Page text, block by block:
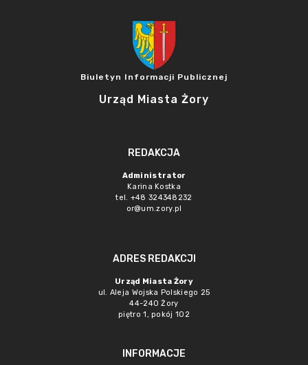
Biuletyn Informacji Publicznej
Urząd Miasta Żory
REDAKCJA
Administrator
Karina Kostka
tel. +48 324348232
or@um.zory.pl
ADRES REDAKCJI
Urząd Miasta Żory
ul. Aleja Wojska Polskiego 25
44-240 Żory
piętro 1, pokój 102
INFORMACJE